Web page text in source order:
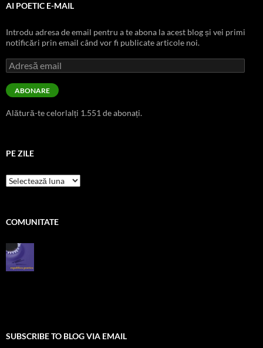
AI POETIC E-MAIL
Introdu adresa de email pentru a te abona la acest blog și vei primi
notificări prin email când vor fi publicate articole noi.
Adresă
email
ABONARE
Alătură-te celorlalți 1.551 de abonați.
PE ZILE
pe
zile
COMUNITATE
SUBSCRIBE TO BLOG VIA EMAIL